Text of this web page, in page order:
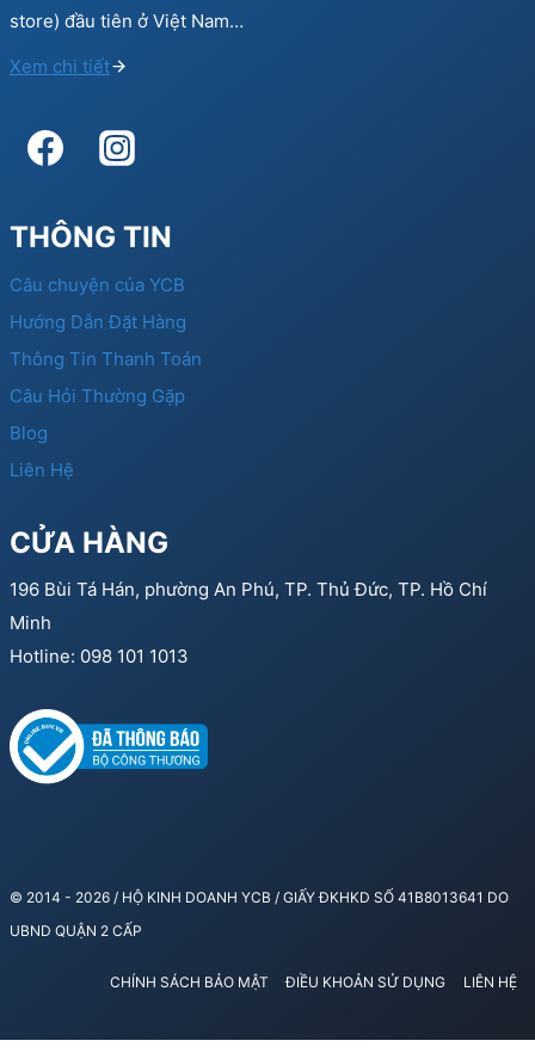
store) đầu tiên ở Việt Nam…
Xem chi tiết
THÔNG TIN
Câu chuyện của YCB
Hướng Dẫn Đặt Hàng
Thông Tin Thanh Toán
Câu Hỏi Thường Gặp
Blog
Liên Hệ
CỬA HÀNG
196 Bùi Tá Hán, phường An Phú, TP. Thủ Đức, TP. Hồ Chí
Minh
Hotline: 098 101 1013
© 2014 - 2026 / HỘ KINH DOANH YCB / GIẤY ĐKHKD SỐ 41B8013641 DO
UBND QUẬN 2 CẤP
CHÍNH SÁCH BẢO MẬT ĐIỀU KHOẢN SỬ DỤNG LIÊN HỆ